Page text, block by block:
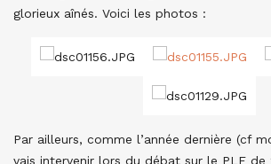
glorieux aînés. Voici les photos :
Par ailleurs, comme l’année dernière (cf
vais intervenir lors du débat sur le PLF de